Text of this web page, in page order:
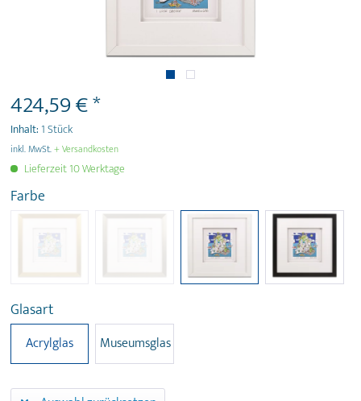
424,59 € *
Inhalt:1 Stück
inkl. MwSt.+ Versandkosten
Lieferzeit 10 Werktage
Farbe
Glasart
Acrylglas Museumsglas